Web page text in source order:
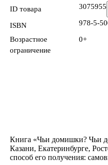
ID товара
3075955
ISBN 978-5-
Возрастное
ограничение
0+
Книга «Чьи домишки? Чьи
Казани, Екатеринбурге,
способ его получения: